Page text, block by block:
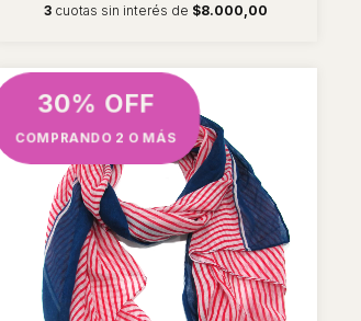
3 cuotas sin interés de $8.000,00
30% OFF
COMPRANDO 2 O MÁS